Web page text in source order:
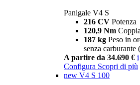
Panigale V4 S
216 CV Potenza
120,9 Nm Coppia
187 kg Peso in
senza carburante
A partire da 34.690 € i
Configura Scopri di più
new V4 S 100